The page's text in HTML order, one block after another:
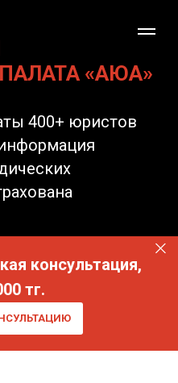
«АЮА»
400+ юристов
консультация,
тг.